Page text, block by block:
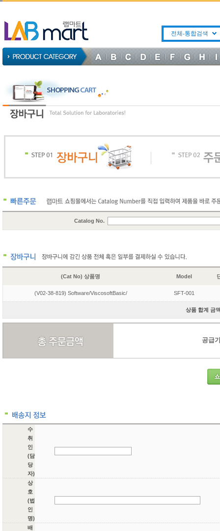
전체-통합검색
Catalog No.
(Cat No) 상품명 Model
(V02-38-819) Software/ViscosoftBasic/ SFT-001
상품 합계 금
공급
수
취
인
(담
당
자)
상
호
(법
인
명)
배